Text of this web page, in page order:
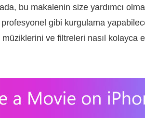
bu makalenin size yardımcı
gibi kurgulama
ve filtreleri nasıl kolayca